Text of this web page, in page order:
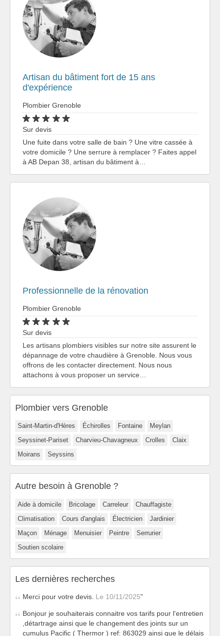
Artisan du bâtiment fort de 15 ans
d'expérience
Plombier Grenoble
Sur devis
Une fuite dans votre salle de bain ? Une vitre cassée à
votre domicile ? Une serrure à remplacer ? Faites appel
à AB Depan 38, artisan du bâtiment à…
Professionnelle de la rénovation
Plombier Grenoble
Sur devis
Les artisans plombiers visibles sur notre site assurent le
dépannage de votre chaudière à Grenoble. Nous vous
offrons de les contacter directement. Nous nous
attachons à vous proposer un service…
Plombier vers Grenoble
Saint-Martin-d'Hères Échirolles Fontaine
Meylan
Seyssinet-Pariset
Charvieu-Chavagneux Crolles
Claix
Moirans
Seyssins
Autre besoin à Grenoble ?
Aide à domicile Bricolage Carreleur
Chauffagiste
Climatisation
Cours d'anglais Électricien
Jardinier
Maçon
Ménage Menuisier Peintre
Serrurier
Soutien scolaire
Les dernières recherches
Merci pour votre devis. Le 10/11/2025
Bonjour je souhaiterais connaitre vos tarifs pour l'entretien
,détartrage ainsi que le changement des joints sur un
cumulus Pacific ( Thermor ) ref: 863029 ainsi que le délais